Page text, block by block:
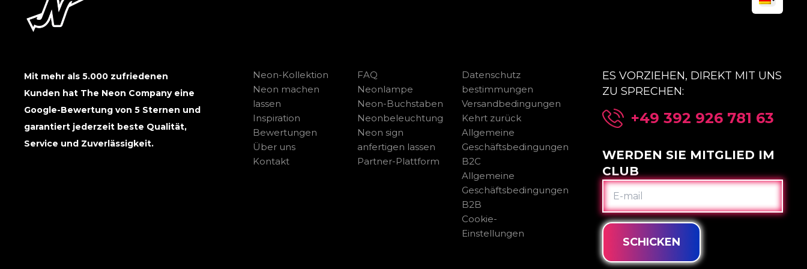
Mit mehr als 5.000 zufriedenen
Kunden hat The Neon Company eine
Google-Bewertung von 5 Sternen und
garantiert jederzeit beste Qualität,
Service und Zuverlässigkeit.
Neon-Kollektion
Neon machen
lassen
Inspiration
Bewertungen
Über uns
Kontakt
FAQ
Neonlampe
Neon-Buchstaben
Neonbeleuchtung
Neon sign
anfertigen lassen
Partner-Plattform
Datenschutz
bestimmungen
Versandbedingungen
Kehrt zurück
Allgemeine
Geschäftsbedingungen
B2C
Allgemeine
Geschäftsbedingungen
B2B
Cookie-
Einstellungen
ES VORZIEHEN, DIREKT MIT UNS
ZU SPRECHEN:
+49 392 926 781 63
WERDEN SIE MITGLIED IM
CLUB
E-
MAIL
SCHICKEN